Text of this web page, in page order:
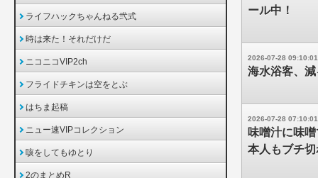
ール中！
2026-07-28 09:10:01
海水浴客、
2026-07-28 07:10:01
味噌汁に味
本人もブチ
ライフハックちゃんねる弐式
時は来た！それだけだ
ニコニコVIP2ch
フライドチキンは空をとぶ
はちま起稿
ニュー速VIPコレクション
咳をしてもゆとり
2のまとめR